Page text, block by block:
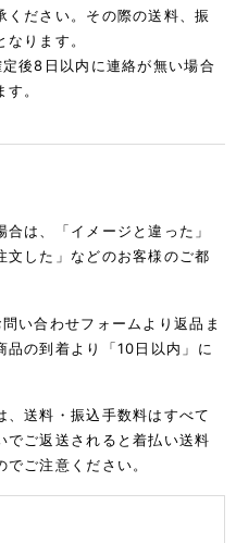
ください。その際の送料、振
ります。
後8日以内に連絡が無い場合
。
は、「イメージと違った」
文した」などのお客様のご都
い合わせフォームより返品ま
品の到着より「10日以内」に
送料・振込手数料はすべて
でご返送されると着払い送料
ご注意ください。